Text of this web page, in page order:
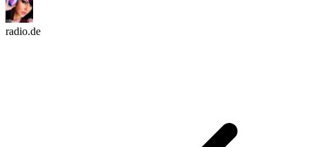
radio.de